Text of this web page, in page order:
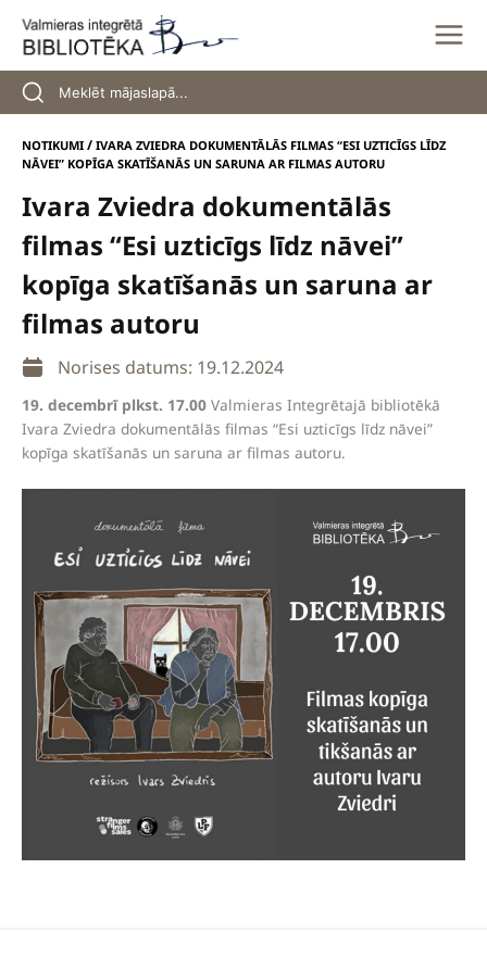
content
NOTIKUMI / IVARA ZVIEDRA DOKUMENTĀLĀS FILMAS “ESI UZTICĪGS LĪDZ
NĀVEI” KOPĪGA SKATĪŠANĀS UN SARUNA AR FILMAS AUTORU
Ivara Zviedra dokumentālās
filmas “Esi uzticīgs līdz nāvei”
kopīga skatīšanās un saruna ar
filmas autoru
Norises datums: 19.12.2024
19. decembrī plkst. 17.00 Valmieras Integrētajā bibliotēkā
Ivara Zviedra dokumentālās filmas “Esi uzticīgs līdz nāvei”
kopīga skatīšanās un saruna ar filmas autoru.